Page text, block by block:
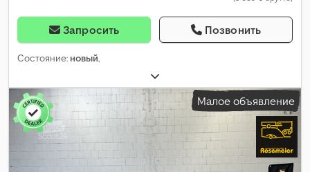
Запросить Позвонить
Состояние: новый,
Малое объявление